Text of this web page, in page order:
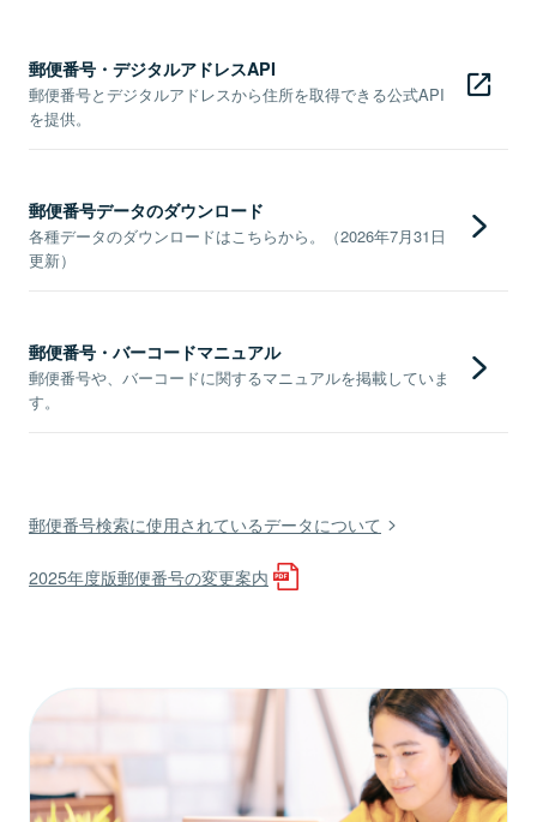
郵便番号・デジタルアドレスAPI
郵便番号とデジタルアドレスから住所を取得できる公式API
を提供。
郵便番号データのダウンロード
各種データのダウンロードはこちらから。（2026年7月31日
更新）
郵便番号・バーコードマニュアル
郵便番号や、バーコードに関するマニュアルを掲載していま
す。
郵便番号検索に使用されているデータについて
2025年度版郵便番号の変更案内